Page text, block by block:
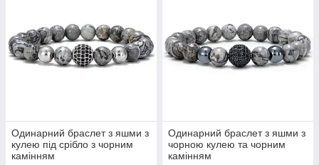
Одинарний браслет з яшми з
кулею під срібло з чорним
камінням
Одинарний браслет з яшми з
чорною кулею та чорним
камінням